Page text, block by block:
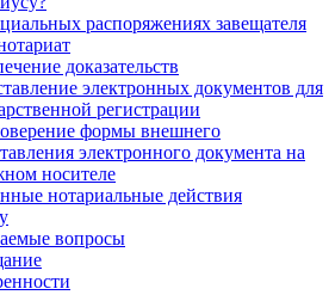
распоряжениях завещателя
доказательств
электронных документов для
регистрации
формы внешнего
электронного документа на
носителе
нотариальные действия
вопросы